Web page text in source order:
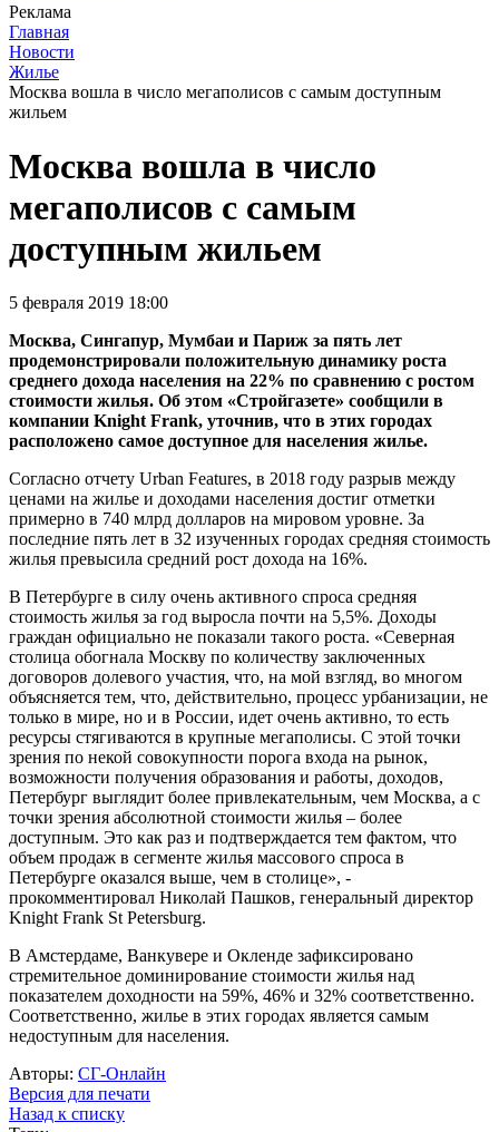
Реклама
Главная
Новости
Жилье
Москва вошла в число мегаполисов с самым доступным
жильем
Москва вошла в число
мегаполисов с самым
доступным жильем
5 февраля 2019 18:00
Москва, Сингапур, Мумбаи и Париж за пять лет
продемонстрировали положительную динамику роста
среднего дохода населения на 22% по сравнению с ростом
стоимости жилья. Об этом «Стройгазете» сообщили в
компании Knight Frank, уточнив, что в этих городах
расположено самое доступное для населения жилье.
Согласно отчету Urban Features, в 2018 году разрыв между
ценами на жилье и доходами населения достиг отметки
примерно в 740 млрд долларов на мировом уровне. За
последние пять лет в 32 изученных городах средняя стоимость
жилья превысила средний рост дохода на 16%.
В Петербурге в силу очень активного спроса средняя
стоимость жилья за год выросла почти на 5,5%. Доходы
граждан официально не показали такого роста. «Северная
столица обогнала Москву по количеству заключенных
договоров долевого участия, что, на мой взгляд, во многом
объясняется тем, что, действительно, процесс урбанизации, не
только в мире, но и в России, идет очень активно, то есть
ресурсы стягиваются в крупные мегаполисы. С этой точки
зрения по некой совокупности порога входа на рынок,
возможности получения образования и работы, доходов,
Петербург выглядит более привлекательным, чем Москва, а с
точки зрения абсолютной стоимости жилья – более
доступным. Это как раз и подтверждается тем фактом, что
объем продаж в сегменте жилья массового спроса в
Петербурге оказался выше, чем в столице», -
прокомментировал Николай Пашков, генеральный директор
Knight Frank St Petersburg.
В Амстердаме, Ванкувере и Окленде зафиксировано
стремительное доминирование стоимости жилья над
показателем доходности на 59%, 46% и 32% соответственно.
Соответственно, жилье в этих городах является самым
недоступным для населения.
Авторы: СГ-Онлайн
Версия для печати
Назад к списку